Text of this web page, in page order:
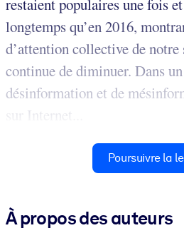
restaient populaires une fois
longtemps qu’en 2016,
d’attention collective de
continue de diminuer. Dans
désinformation et de
sur Internet...
Poursuivre la
À propos des auteurs